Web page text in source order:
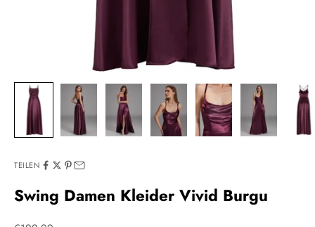
TEILEN
Swing Damen Kleider Vivid Burgu